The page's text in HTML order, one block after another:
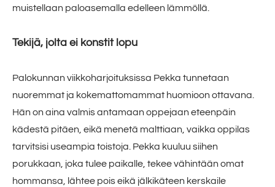
muistellaan paloasemalla edelleen lämmöllä.
Tekijä, jolta ei konstit lopu
Palokunnan viikkoharjoituksissa Pekka tunnetaan
nuoremmat ja kokemattomammat huomioon ottavana.
Hän on aina valmis antamaan oppejaan eteenpäin
kädestä pitäen, eikä menetä malttiaan, vaikka oppilas
tarvitsisi useampia toistoja. Pekka kuuluu siihen
porukkaan, joka tulee paikalle, tekee vähintään omat
hommansa, lähtee pois eikä jälkikäteen kerskaile